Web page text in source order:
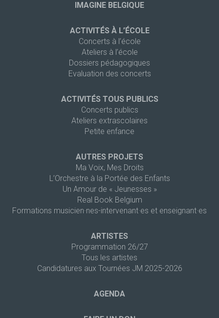
IMAGINE BELGIQUE
ACTIVITÉS À L’ÉCOLE
Concerts à l’école
Ateliers à l’école
Dossiers pédagogiques
Evaluation des concerts
ACTIVITÉS TOUS PUBLICS
Concerts publics
Ateliers extrascolaires
Petite enfance
AUTRES PROJETS
Ma Voix, Mes Droits
L’Orchestre à la Portée des Enfants
Un Amour de « Jeunesses »
Real Book Belgium
Formations musicien·nes-intervenant·es et enseignant·es
ARTISTES
Programmation 26/27
Tous les artistes
Candidatures aux Tournées JM 2025-2026
AGENDA